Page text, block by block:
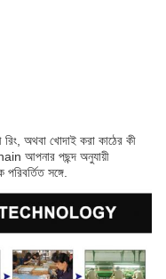
অথবা খোদাই করা কাঠের কী
আপনার পছন্দ অনুযায়ী
সঙ্গে.